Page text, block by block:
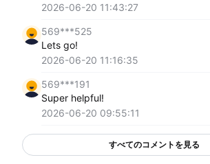
2026-06-20 11:43:27
569***525
Lets go!
2026-06-20 11:16:35
569***191
Super helpful!
2026-06-20 09:55:11
すべてのコメントを見る